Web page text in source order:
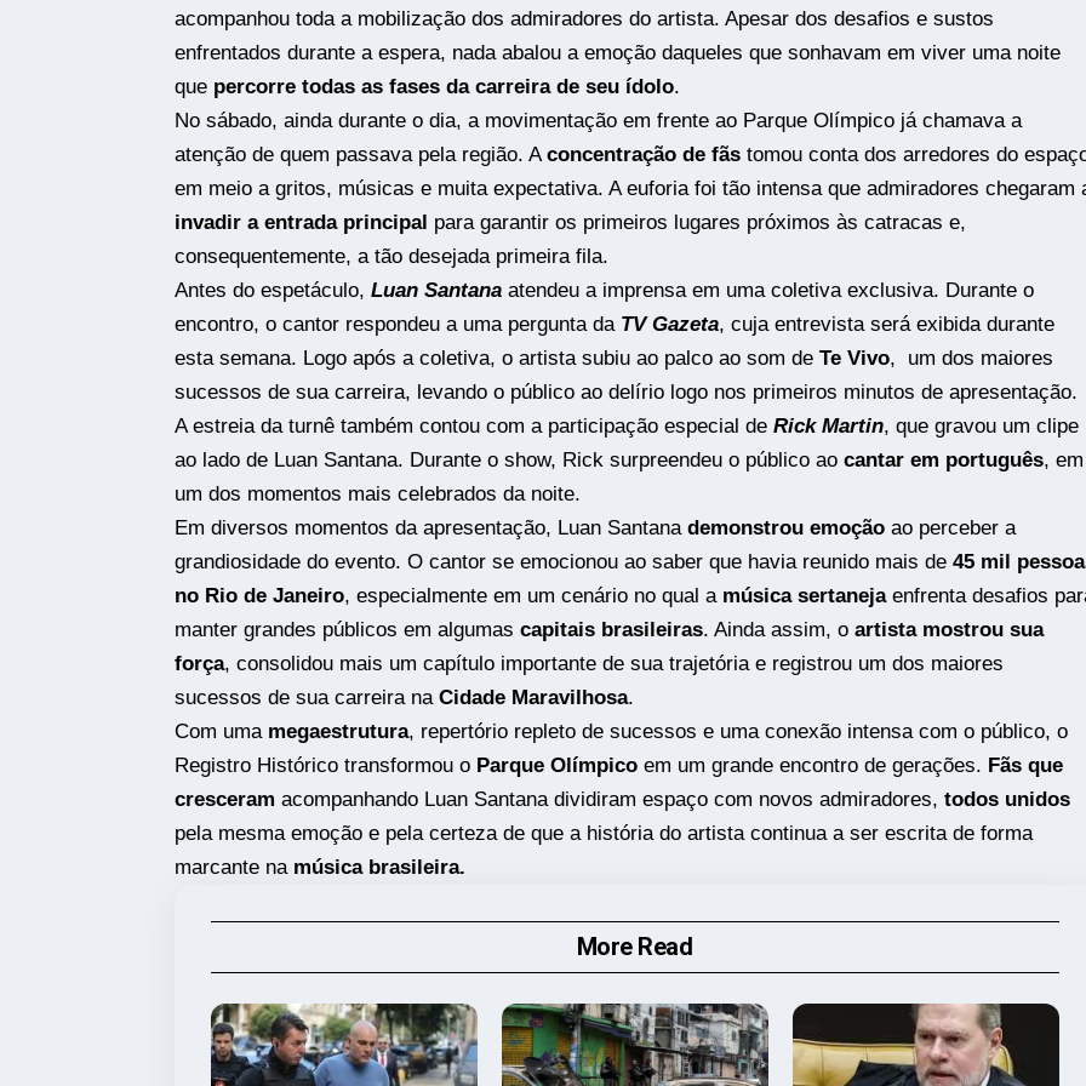
acompanhou toda a mobilização dos admiradores do artista. Apesar dos desafios e sustos
enfrentados durante a espera, nada abalou a emoção daqueles que sonhavam em viver uma noite
que percorre todas as fases da carreira de seu ídolo.
No sábado, ainda durante o dia, a movimentação em frente ao Parque Olímpico já chamava a
atenção de quem passava pela região. Aconcentração de fãstomou conta dos arredores do
em meio a gritos, músicas e muita expectativa. A euforia foi tão intensa que admiradores chegaram
invadir a entrada principal para garantir os primeiros lugares próximos às catracas e,
consequentemente, a tão desejada primeira fila.
Antes do espetáculo, Luan Santanaatendeu a imprensa em uma coletiva exclusiva. Durante o
encontro, o cantor respondeu a uma pergunta da TV Gazeta, cuja entrevista será exibida durante
esta semana. Logo após a coletiva, o artista subiu ao palco ao som deTe Vivo, um dos maiores
sucessos de sua carreira, levando o público ao delírio logo nos primeiros minutos de apresentação.
A estreia da turnê também contou com a participação especial de Rick Martin, que gravou um clipe
ao lado de Luan Santana. Durante o show, Rick surpreendeu o público ao cantar em português, em
um dos momentos mais celebrados da noite.
Em diversos momentos da apresentação, Luan Santana demonstrou emoçãoao perceber a
grandiosidade do evento. O cantor se emocionou ao saber que havia reunido mais de 45 mil
no Rio de Janeiro, especialmente em um cenário no qual a música sertaneja enfrenta desafios
manter grandes públicos em algumas capitais brasileiras. Ainda assim, o artista mostrou sua
força, consolidou mais um capítulo importante de sua trajetória e registrou um dos maiores
sucessos de sua carreira na Cidade Maravilhosa.
Com uma megaestrutura, repertório repleto de sucessos e uma conexão intensa com o público, o
Registro Histórico transformou o Parque Olímpicoem um grande encontro de gerações. Fãs que
cresceram acompanhando Luan Santana dividiram espaço com novos admiradores, todos unidos
pela mesma emoção e pela certeza de que a história do artista continua a ser escrita de forma
marcante na música brasileira.
More Read